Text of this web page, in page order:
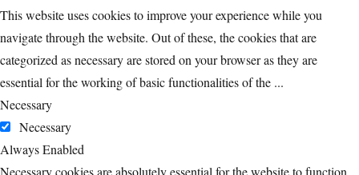
This website uses cookies to improve your experience while you
navigate through the website. Out of these, the cookies that are
categorized as necessary are stored on your browser as they are
essential for the working of basic functionalities of the ...
Necessary
Necessary
Always Enabled
Necessary cookies are absolutely essential for the website to function